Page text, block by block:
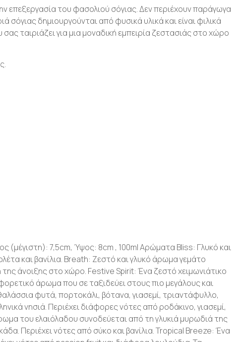
επεξεργασία του φασολιού σόγιας. Δεν περιέχουν παράγωγα
σόγιας δημιουργούνται από φυσικά υλικά και είναι φιλικά
ταιριάζει για μια μοναδική εμπειρία ζεστασιάς στο χώρο
(μέγιστη): 7,5cm, Ύψος: 8cm , 100ml Αρώματα Bliss: Γλυκό και
και βανίλια. Breath: Ζεστό και γλυκό άρωμα γεμάτο
άνοιξης στο χώρο. Festive Spirit: Ένα ζεστό χειμωνιάτικο
άρωμα που σε ταξιδεύει στους πιο μεγάλους και
φυτά, πορτοκάλι, βότανα, γιασεμί, τριαντάφυλλο,
νησιά. Περιέχει διάφορες νότες από ροδάκινο, γιασεμί,
του ελαιόλαδου συνοδεύεται από τη γλυκιά μυρωδιά της
Περιέχει νότες από σύκο και βανίλια. Tropical Breeze: Ένα